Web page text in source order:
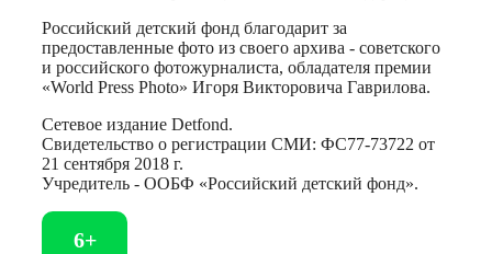
Российский детский фонд благодарит за
предоставленные фото из своего архива - советского
и российского фотожурналиста, обладателя премии
«World Press Photo» Игоря Викторовича Гаврилова.
Сетевое издание Detfond.
Свидетельство о регистрации СМИ: ФС77-73722 от
21 сентября 2018 г.
Учредитель - ООБФ «Российский детский фонд».
6+